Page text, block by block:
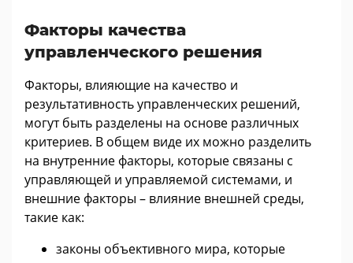
Факторы качества
управленческого решения
Факторы, влияющие на качество и
результативность управленческих решений,
могут быть разделены на основе различных
критериев. В общем виде их можно разделить
на внутренние факторы, которые связаны с
управляющей и управляемой системами, и
внешние факторы – влияние внешней среды,
такие как:
законы объективного мира, которые